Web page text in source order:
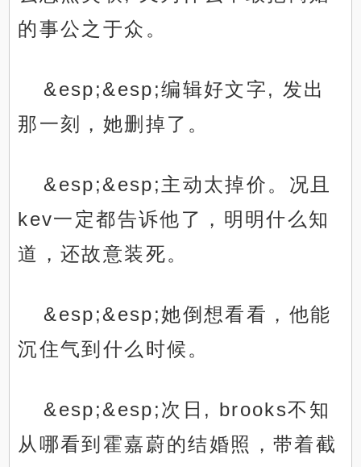
的事公之于众。
&esp;&esp;编辑好文字, 发出
那一刻，她删掉了。
&esp;&esp;主动太掉价。况且
kev一定都告诉他了，明明什么知
道，还故意装死。
&esp;&esp;她倒想看看，他能
沉住气到什么时候。
&esp;&esp;次日, brooks不知
从哪看到霍嘉蔚的结婚照，带着截